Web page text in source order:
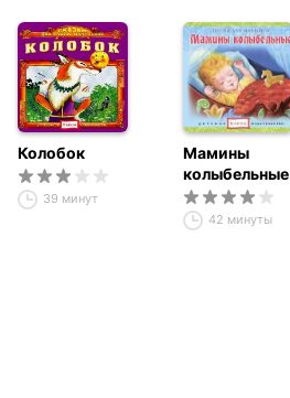
Колобок
39 минут
Мамины
колыбельные
42 минуты